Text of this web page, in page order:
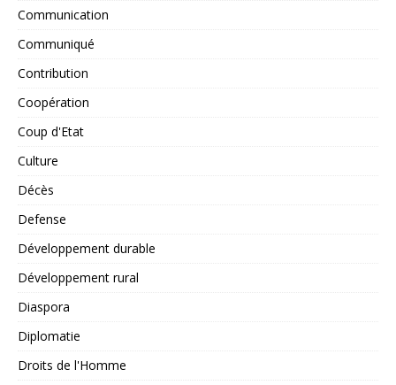
Communication
Communiqué
Contribution
Coopération
Coup d'Etat
Culture
Décès
Defense
Développement durable
Développement rural
Diaspora
Diplomatie
Droits de l'Homme